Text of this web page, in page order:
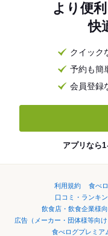
より便
快
クイック
予約も簡
会員登録
アプリなら
利用規約 食べ
口コミ・ランキ
飲食店・飲食企業様
広告（メーカー・団体様等向
食べログプレミア